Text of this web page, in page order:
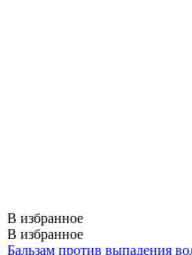
В избранное
В избранное
Бальзам против выпадения